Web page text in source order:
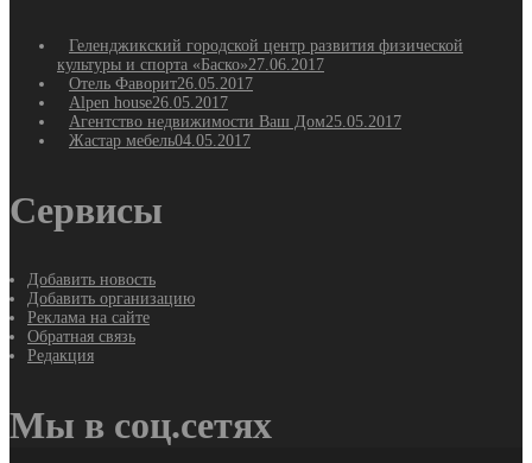
Геленджикский городской центр развития физической
культуры и спорта «Баско»27.06.2017
Отель Фаворит26.05.2017
Alpen house26.05.2017
Агентство недвижимости Ваш Дом25.05.2017
Жастар мебель04.05.2017
Сервисы
Добавить новость
Добавить организацию
Реклама на сайте
Обратная связь
Редакция
Мы в соц.сетях